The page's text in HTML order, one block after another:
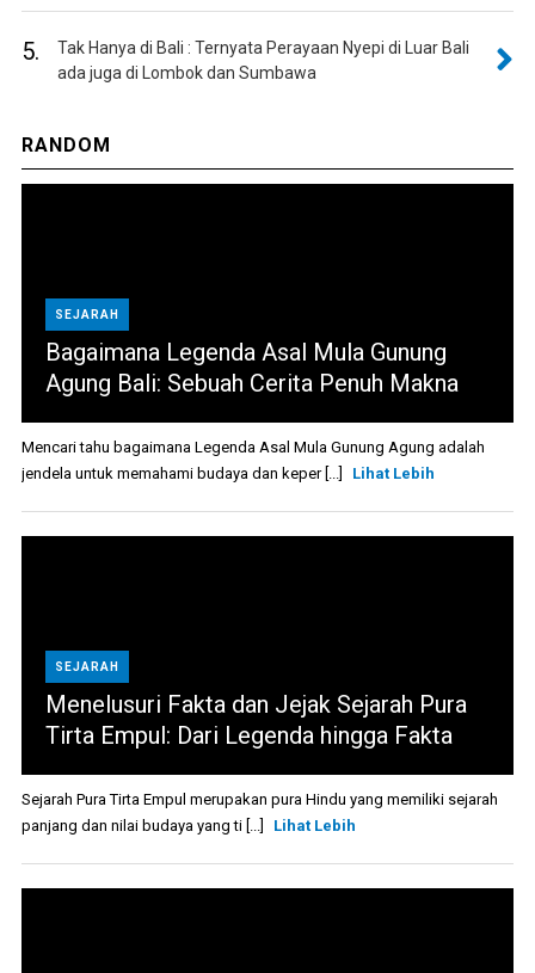
5.
Tak Hanya di Bali : Ternyata Perayaan Nyepi di Luar Bali
ada juga di Lombok dan Sumbawa
RANDOM
SEJARAH
Bagaimana Legenda Asal Mula Gunung
Agung Bali: Sebuah Cerita Penuh Makna
Mencari tahu bagaimana Legenda Asal Mula Gunung Agung adalah
jendela untuk memahami budaya dan keper [...]
Lihat Lebih
SEJARAH
Menelusuri Fakta dan Jejak Sejarah Pura
Tirta Empul: Dari Legenda hingga Fakta
Sejarah Pura Tirta Empul merupakan pura Hindu yang memiliki sejarah
panjang dan nilai budaya yang ti [...]
Lihat Lebih